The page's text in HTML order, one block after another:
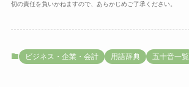
切の責任を負いかねますので、あらかじめご了承ください。
ビジネス・企業・会計 用語辞典 五十音一覧